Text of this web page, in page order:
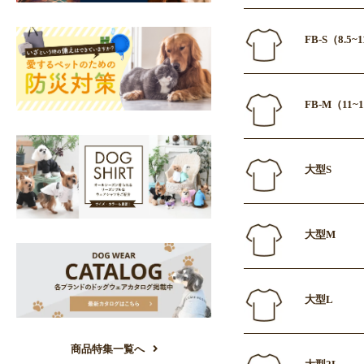
FB-S（
FB-M（
大型S
大型M
大型L
商品特集一覧へ